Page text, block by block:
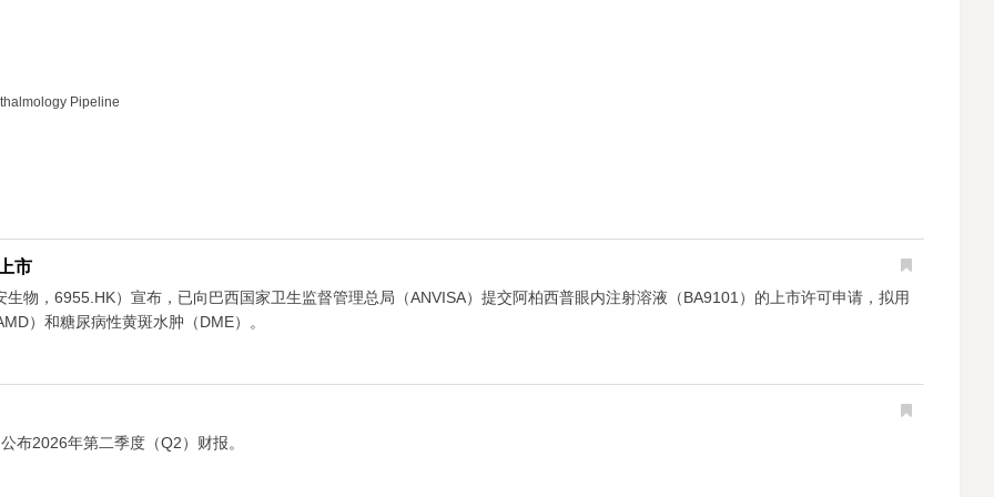
Pipeline
市
物，6955.HK）宣布，已向巴西国家卫生监督管理总局（ANVISA）提交阿柏西普眼内注射溶液（BA9101）的上市许可申请，拟用
）和糖尿病性黄斑水肿（DME）。
布2026年第二季度（Q2）财报。